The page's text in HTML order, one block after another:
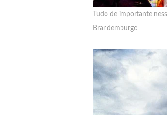
Tudo de importante
Brandemburgo